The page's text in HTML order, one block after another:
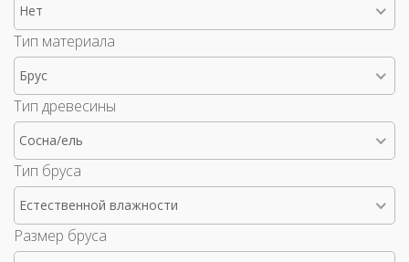
Нет
Тип материала
Брус
Тип древесины
Сосна/ель
Тип бруса
Естественной влажности
Размер бруса